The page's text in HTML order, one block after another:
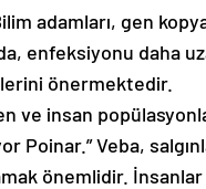
adamları, gen
enfeksiyonu daha
önermektedir.
ve insan
Poinar.” Veba,
önemlidir.